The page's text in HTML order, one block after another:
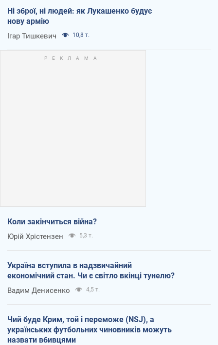
Ні зброї, ні людей: як Лукашенко будує
нову армію
Ігар Тишкевич 10,8 т.
Коли закінчиться війна?
Юрій Хрістензен 5,3 т.
Україна вступила в надзвичайний
економічний стан. Чи є світло вкінці тунелю?
Вадим Денисенко 4,5 т.
Чий буде Крим, той і переможе (NSJ), а
українських футбольних чиновників можуть
назвати вбивцями